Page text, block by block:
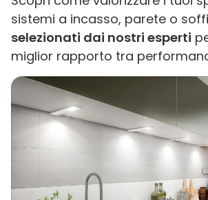
sistemi a incasso, parete o
selezionati dai nostri esperti
miglior rapporto tra